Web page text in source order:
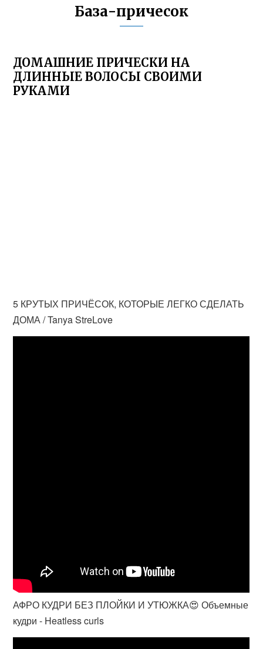
База-причесок
ДОМАШНИЕ ПРИЧЕСКИ НА
ДЛИННЫЕ ВОЛОСЫ СВОИМИ
РУКАМИ
5 КРУТЫХ ПРИЧЁСОК, КОТОРЫЕ ЛЕГКО СДЕЛАТЬ
ДОМА / Tanya StreLove
АФРО КУДРИ БЕЗ ПЛОЙКИ И УТЮЖКА😍 Объемные
кудри - Heatless curls